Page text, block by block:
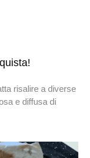
risalire a diverse
e diffusa di